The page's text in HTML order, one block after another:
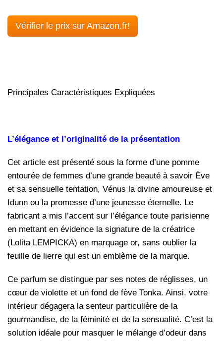
Vérifier le prix sur Amazon.fr!
Principales Caractéristiques Expliquées
L’élégance et l’originalité de la présentation
Cet article est présenté sous la forme d’une pomme
entourée de femmes d’une grande beauté à savoir Ève
et sa sensuelle tentation, Vénus la divine amoureuse et
Idunn ou la promesse d’une jeunesse éternelle. Le
fabricant a mis l’accent sur l’élégance toute parisienne
en mettant en évidence la signature de la créatrice
(Lolita LEMPICKA) en marquage or, sans oublier la
feuille de lierre qui est un emblème de la marque.
Ce parfum se distingue par ses notes de réglisses, un
cœur de violette et un fond de fève Tonka. Ainsi, votre
intérieur dégagera la senteur particulière de la
gourmandise, de la féminité et de la sensualité. C’est la
solution idéale pour masquer le mélange d’odeur dans